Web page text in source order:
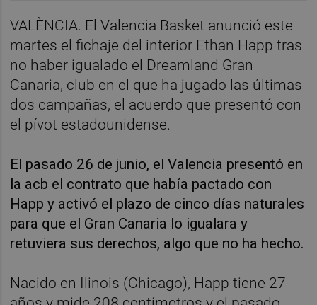
VALÈNCIA. El Valencia Basket anunció este
martes el fichaje del interior Ethan Happ tras
no haber igualado el Dreamland Gran
Canaria, club en el que ha jugado las últimas
dos campañas, el acuerdo que presentó con
el pívot estadounidense.
El pasado 26 de junio, el Valencia presentó en
la acb el contrato que había pactado con
Happ y activó el plazo de cinco días naturales
para que el Gran Canaria lo igualara y
retuviera sus derechos, algo que no ha hecho.
Nacido en Ilinois (Chicago), Happ tiene 27